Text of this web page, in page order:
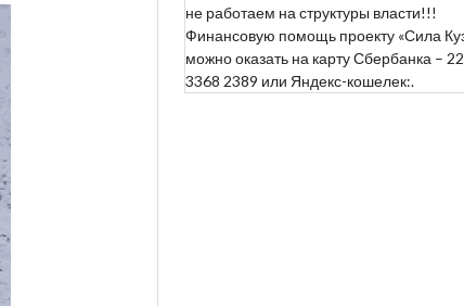
не работаем на структуры власти!!!
Финансовую помощь проекту «Сила
можно оказать на карту Сбербанка –
3368 2389 или Яндекс-кошелек:.